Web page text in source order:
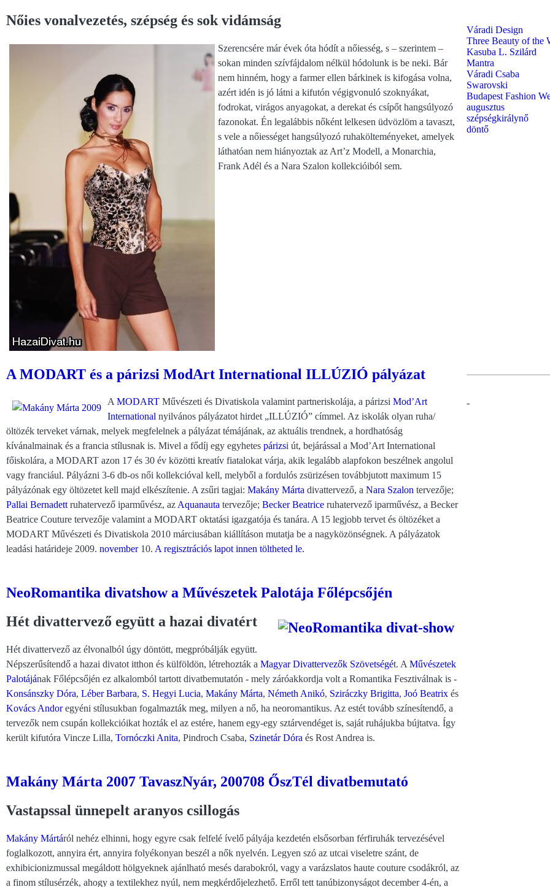
Nőies vonalvezetés, szépség és sok vidámság
Szerencsére már évek óta hódít a nőiesség, s – szerintem –
sokan minden szívfájdalom nélkül hódolunk is be neki. Bár
nem hinném, hogy a farmer ellen bárkinek is kifogása volna,
azért idén is jó látni a kifutón végigvonuló szoknyákat,
fodrokat, virágos anyagokat, a derekat és csípőt hangsúlyozó
fazonokat. Én legalábbis nőként lelkesen üdvözlöm a tavaszt,
s vele a nőiességet hangsúlyozó ruhakölteményeket, amelyek
láthatóan nem hiányoztak az Art’z Modell, a Monarchia,
Frank Adél és a Nara Szalon kollekcióiból sem.
A MODART és a párizsi ModArt International ILLÚZIÓ pályázat
AMODART Művészeti és Divatiskola valamint partneriskolája, a párizsi Mod’Art
International nyilvános pályázatot hirdet „ILLÚZIÓ” címmel. Az iskolák olyan ruha/
öltözék terveket várnak, melyek megfelelnek a pályázat témájának, az aktuális trendnek, a hordhatóság
kívánalmainak és a francia stílusnak is. Mivel a fődíj egy egyhetes párizsi út, bejárással a Mod’Art International
főiskolára, a MODART azon 17 és 30 év közötti kreatív fiatalokat várja, akik legalább alapfokon beszélnek angolul
vagy franciául. Pályázni 3-6 db-os női kollekcióval kell, melyből a fordulós zsürizésen továbbjutott maximum 15
pályázónak egy öltözetet kell majd elkészítenie. A zsűri tagjai: Makány Márta divattervező, a Nara Szalon tervezője;
Pallai Bernadettruhatervező iparművész, azAquanauta tervezője; Becker Beatrice ruhatervező iparművész, a Becker
Beatrice Couture tervezője valamint a MODART oktatási igazgatója és tanára. A 15 legjobb tervet és öltözéket a
MODART Művészeti és Divatiskola 2010 márciusában kiállításon mutatja be a nagyközönségnek. A pályázatok
leadási határideje 2009. november10. A regisztrációs lapot innen töltheted le.
NeoRomantika divatshow a Művészetek Palotája Főlépcsőjén
Hét divattervező együtt a hazai divatért
Hét divattervező az élvonalból úgy döntött, megpróbálják együtt.
Népszerűsítendő a hazai divatot itthon és külföldön, létrehozták a Magyar Divattervezők Szövetségét. A Művészetek
Palotájának Főlépcsőjén ez alkalomból tartott divatbemutatón - mely záróakkordja volt a Romantika Fesztiválnak is -
Konsánszky Dóra, Léber Barbara, S. Hegyi Lucia, Makány Márta, Németh Anikó, Sziráczky Brigitta, Joó Beatrix és
Kovács Andoregyéni stílusukban fogalmazták meg, milyen a nő, ha neoromantikus. Az estét tovább színesítendő, a
tervezők nem csupán kollekcióikat hozták el az estére, hanem egy-egy sztárvendéget is, saját ruhájukba bújtatva. Így
került kifutóra Vincze Lilla, Tornóczki Anita, Pindroch Csaba, Szinetár Dóra és Rost Andrea is.
Makány Márta 2007 TavaszNyár, 200708 ŐszTél divatbemutató
Vastapssal ünnepelt aranyos csillogás
Makány Mártáról nehéz elhinni, hogy egyre csak felfelé ívelő pályája kezdetén elsősorban férfiruhák tervezésével
foglalkozott, annyira ért, annyira folyékonyan beszél a nők nyelvén. Legyen szó az utcai viseletre szánt, de
exhibicionizmussal megáldott hölgyeknek ajánlható mesés darabokról, vagy a varázslatos haute couture csodákról, az
a finom stílusérzék, ahogy a textilekhez nyúl, nem megkérdőjelezhető. Erről tett tanúbizonyságot december 4-én, a
Váradi Design
Three Beauty of the
Kasuba L. Szilárd
Mantra
Váradi Csaba
Swarovski
Budapest Fashion
augusztus
szépségkirálynő
döntő
-